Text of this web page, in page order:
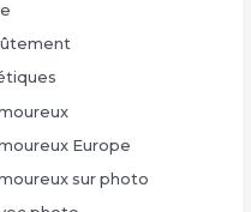
Europe
sur photo